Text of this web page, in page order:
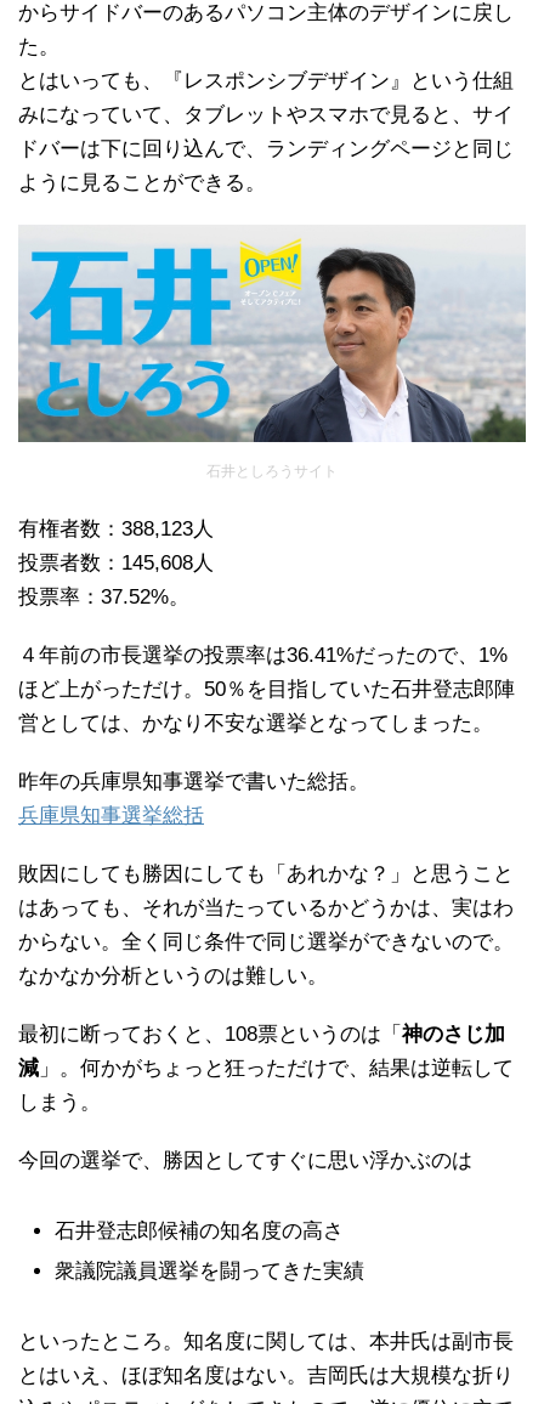
からサイドバーのあるパソコン主体のデザインに戻し
た。
とはいっても、『レスポンシブデザイン』という仕組
みになっていて、タブレットやスマホで見ると、サイ
ドバーは下に回り込んで、ランディングページと同じ
ように見ることができる。
石井としろうサイト
有権者数：388,123人
投票者数：145,608人
投票率：37.52%。
４年前の市長選挙の投票率は36.41%だったので、1%
ほど上がっただけ。50％を目指していた石井登志郎陣
営としては、かなり不安な選挙となってしまった。
昨年の兵庫県知事選挙で書いた総括。
兵庫県知事選挙総括
敗因にしても勝因にしても「あれかな？」と思うこと
はあっても、それが当たっているかどうかは、実はわ
からない。全く同じ条件で同じ選挙ができないので。
なかなか分析というのは難しい。
最初に断っておくと、108票というのは「神のさじ加
減 」。何かがちょっと狂っただけで、結果は逆転して
しまう。
今回の選挙で、勝因としてすぐに思い浮かぶのは
石井登志郎候補の知名度の高さ
衆議院議員選挙を闘ってきた実績
といったところ。知名度に関しては、本井氏は副市長
とはいえ、ほぼ知名度はない。吉岡氏は大規模な折り